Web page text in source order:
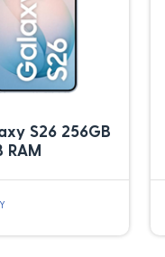
S26 256GB
RAM